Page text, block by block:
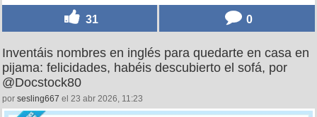
31 0
Inventáis nombres en inglés para quedarte en casa en
pijama: felicidades, habéis descubierto el sofá, por
@Docstock80
por sesling667 el 23 abr 2026, 11:23